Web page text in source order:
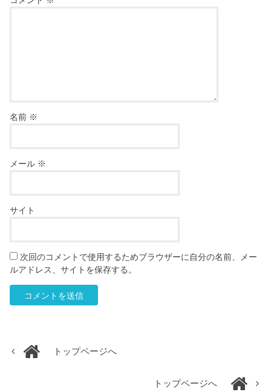
名前 ※
メール ※
サイト
次回のコメントで使用するためブラウザーに自分の名前、メー
ルアドレス、サイトを保存する。
トップページへ
トップページへ